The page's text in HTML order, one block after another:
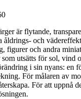
är flytande,
åldrings- och
figurer och andra
utsätts för sol, vind
i sin nyans: en
För målaren av
För att uppnå